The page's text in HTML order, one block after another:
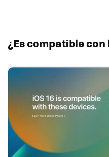
¿Es compatible